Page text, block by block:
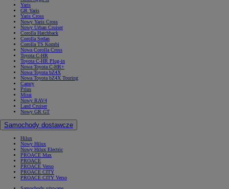
Yaris
GR Yaris
Yaris Cross
Nowy Yaris Cross
Nowy Urban Cruiser
Corolla Hatchback
Corolla Sedan
Corolla TS Kombi
Nowa Corolla Cross
Toyota C-HR
Toyota C-HR Plug-in
Nowa Toyota C-HR+
Nowa Toyota bZ4X
Nowa Toyota bZ4X Touring
Camry
Prius
Mirai
Nowy RAV4
Land Cruiser
Nowy GR GT
Samochody dostawcze
Hilux
Nowy Hilux
Nowy Hilux Electric
PROACE Max
PROACE
PROACE Verso
PROACE CITY
PROACE CITY Verso